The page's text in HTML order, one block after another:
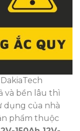
và bền lâu thì
dụng của nhà
phẩm thuộc